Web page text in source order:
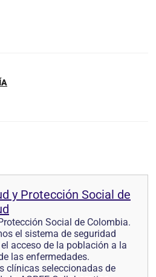
y Protección Social de
Social de Colombia.
el sistema de seguridad
acceso de la población a la
las enfermedades.
clínicas seleccionadas de